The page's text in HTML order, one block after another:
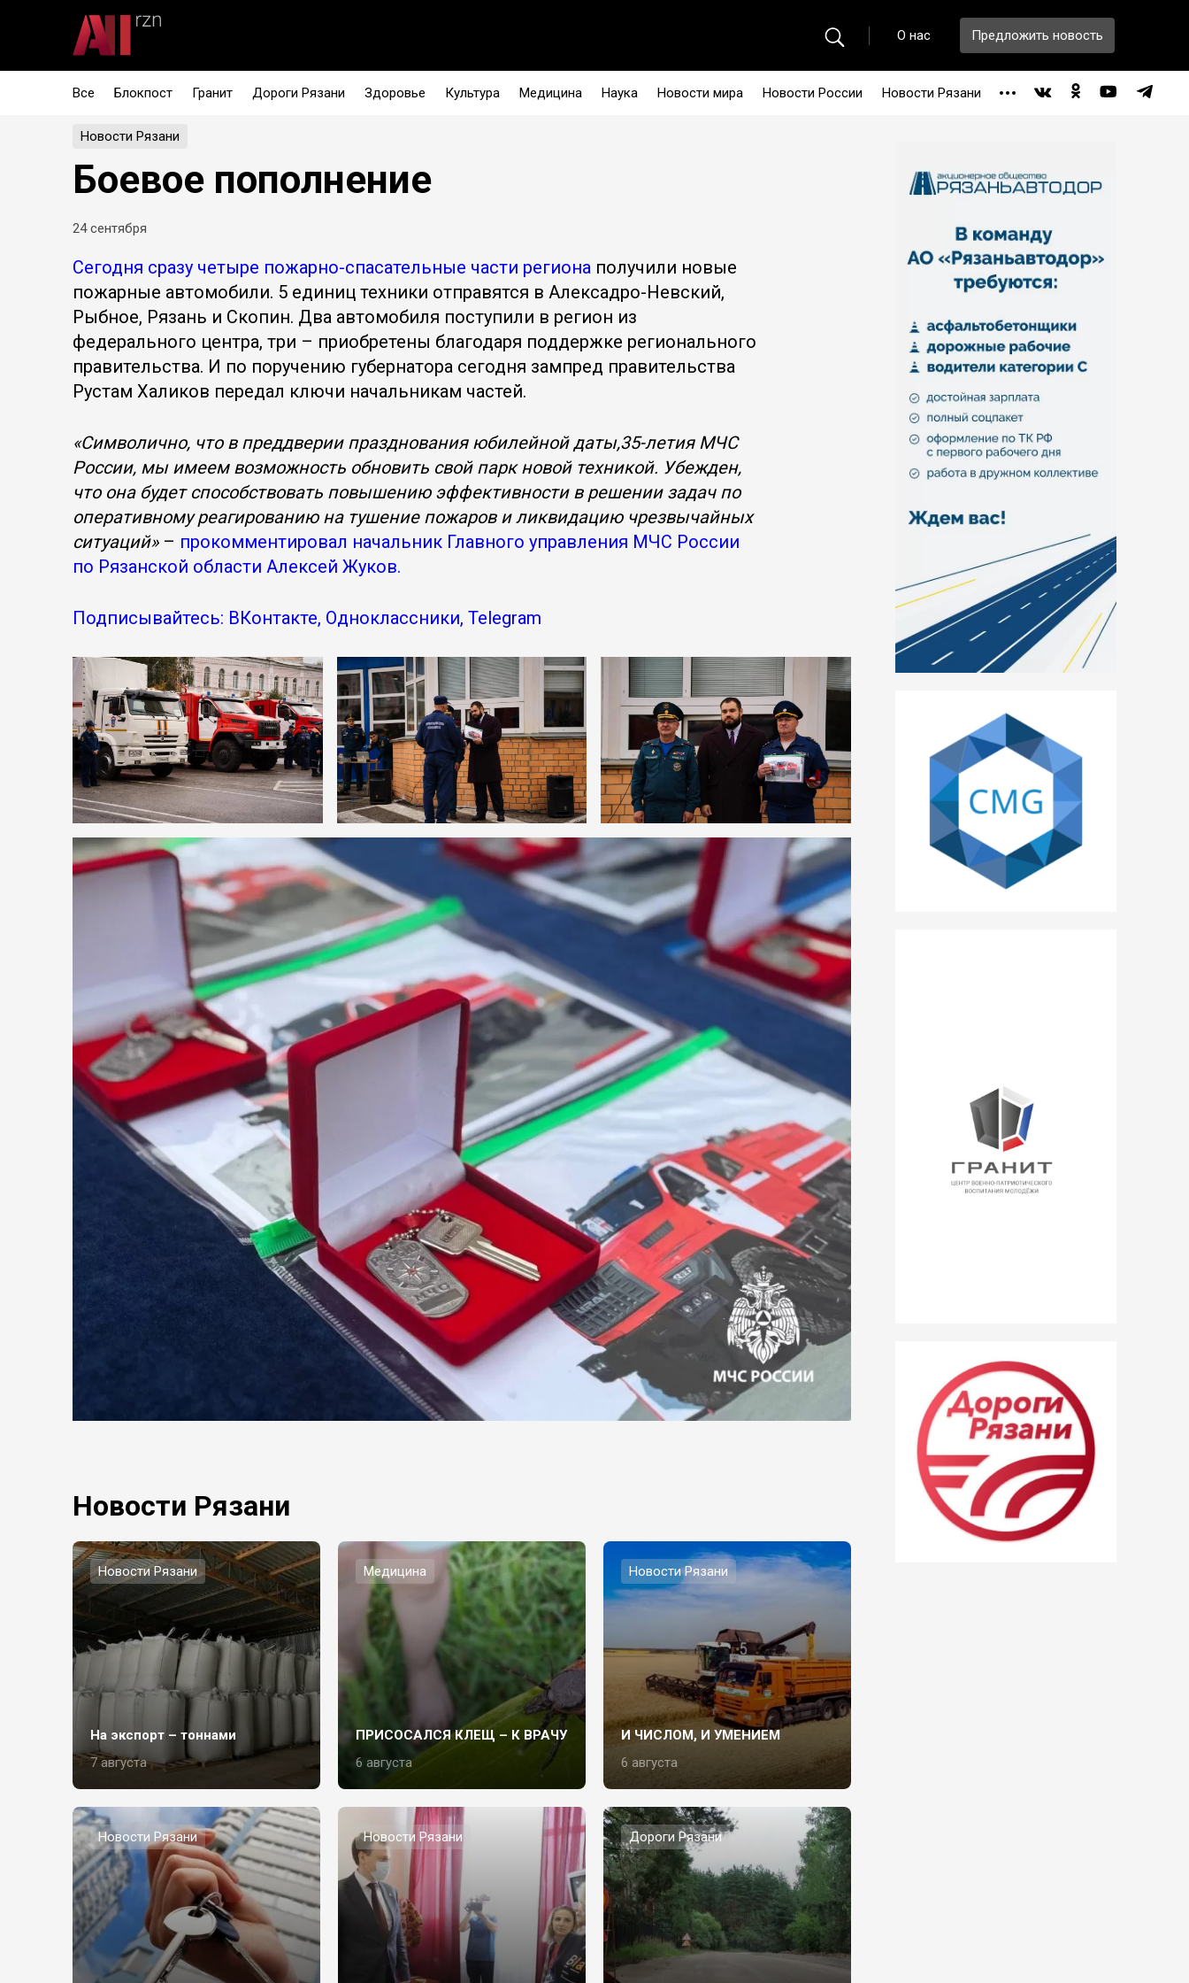
О нас Предложить новость
Все Блокпост Гранит Дороги Рязани Здоровье Культура Медицина Наука Новости мира Новости России Новости Рязани
Новости Рязани
Боевое пополнение
24 сентября
Сегодня сразу четыре пожарно-спасательные части региона получили новые
пожарные автомобили. 5 единиц техники отправятся в Алексадро-Невский,
Рыбное, Рязань и Скопин. Два автомобиля поступили в регион из
федерального центра, три – приобретены благодаря поддержке регионального
правительства. И по поручению губернатора сегодня зампред правительства
Рустам Халиков передал ключи начальникам частей.
«Символично, что в преддверии празднования юбилейной даты,35-летия МЧС
России, мы имеем возможность обновить свой парк новой техникой. Убежден,
что она будет способствовать повышению эффективности в решении задач по
оперативному реагированию на тушение пожаров и ликвидацию чрезвычайных
ситуаций»– прокомментировал начальник Главного управления МЧС России
по Рязанской области Алексей Жуков.
Подписывайтесь: ВКонтакте, Одноклассники, Telegram
Новости Рязани
Новости Рязани
На экспорт – тоннами
7 августа
Медицина
ПРИСОСАЛСЯ КЛЕЩ – К ВРАЧУ
6 августа
Новости Рязани
И ЧИСЛОМ, И УМЕНИЕМ
6 августа
Новости Рязани Новости Рязани Дороги Рязани